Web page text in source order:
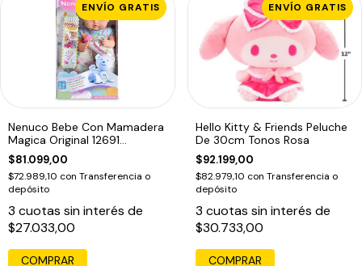
ENVÍO GRATIS
Nenuco Bebe Con Mamadera
Magica Original 12691
Educando
$81.099,00
$72.989,10 con Transferencia o
depósito
3 cuotas sin interés de
$27.033,00
ENVÍO GRATIS
Hello Kitty & Friends Peluche
De 30cm Tonos Rosa
$92.199,00
$82.979,10 con Transferencia o
depósito
3 cuotas sin interés de
$30.733,00
COMPRAR